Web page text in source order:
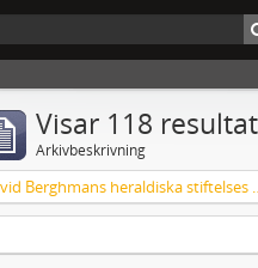
Visar 118 resultat
Arkivbeskrivning
Arvid